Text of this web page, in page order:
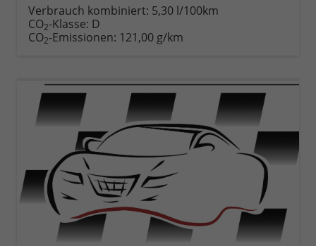
anfordern
Datei,
Verbrauch kombiniert: 5,30 l/100km
CO2-Klasse: D
CO2-Emissionen: 121,00 g/km